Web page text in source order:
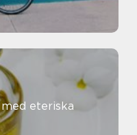
eteriska